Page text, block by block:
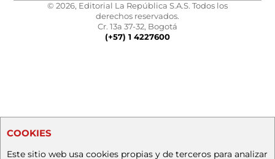
© 2026, Editorial La República S.A.S. Todos los
derechos reservados.
Cr. 13a 37-32, Bogotá
(+57) 1 4227600
COOKIES
Este sitio web usa cookies propias y de terceros para analizar